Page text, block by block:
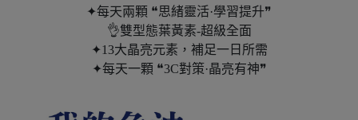
✦每天兩顆 ❝思緒靈活·學習提升❞
👌雙型態葉黃素-超級全面
✦13大晶亮元素，補足一日所需
✦每天一顆 ❝3C對策·晶亮有神❞